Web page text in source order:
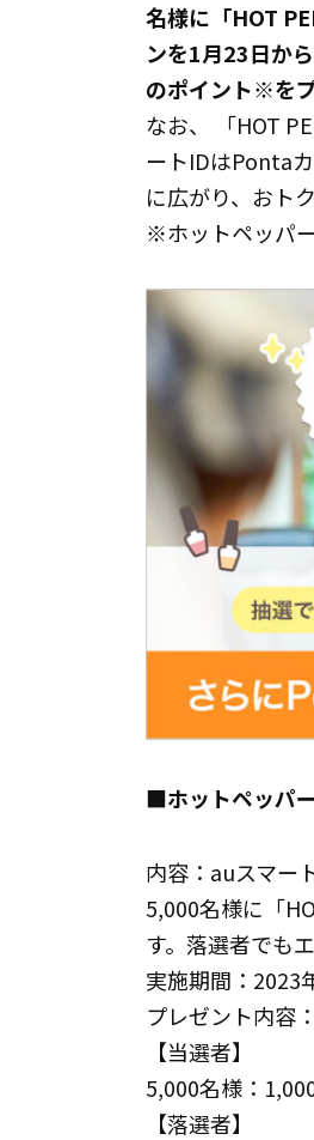
名様に「HOT
ンを1月23日から
のポイント※を
なお、 「HOT
ートIDはPonta
に広がり、おト
※ホットペッパ
■ホットペッパ
内容：auスマー
5,000名様に「
す。落選者でも
実施期間：2023
プレゼント内容：
【当選者】
5,000名様：
【落選者】